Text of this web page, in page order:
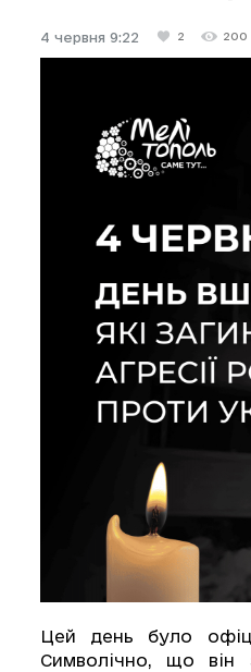
4 червня 9:22 2 200
Цей день було
Символічно, що він